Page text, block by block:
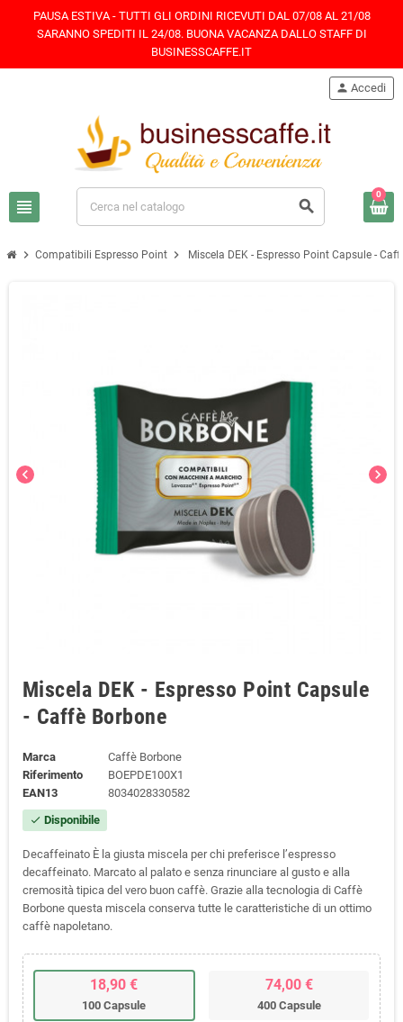
PAUSA ESTIVA - TUTTI GLI ORDINI RICEVUTI DAL 07/08 AL 21/08
SARANNO SPEDITI IL 24/08. BUONA VACANZA DALLO STAFF DI
BUSINESSCAFFE.IT
view_headline search
person Accedi
0
chevron_right Compatibili Espresso Point chevron_right Miscela DEK - Espresso Point Capsule -
chevron_left chevron_right
Miscela DEK - Espresso Point Capsule
- Caffè Borbone
Marca
Caffè Borbone
Riferimento
BOEPDE100X1
EAN13
8034028330582
check Disponibile
Decaffeinato È la giusta miscela per chi preferisce l’espresso
decaffeinato. Marcato al palato e senza rinunciare al gusto e alla
cremosità tipica del vero buon caffè. Grazie alla tecnologia di Caffè
Borbone questa miscela conserva tutte le caratteristiche di un ottimo
caffè napoletano.
18,90 €
100 Capsule
74,00 €
400 Capsule